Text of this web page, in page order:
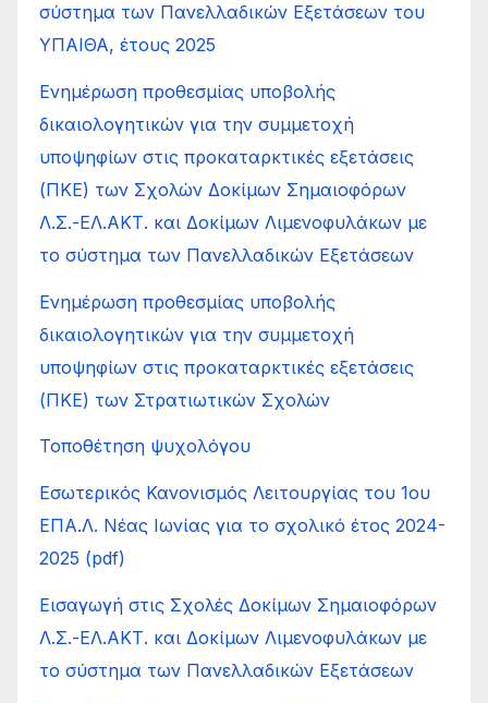
σύστημα των Πανελλαδικών Εξετάσεων του
ΥΠΑΙΘΑ, έτους 2025
Ενημέρωση προθεσμίας υποβολής
δικαιολογητικών για την συμμετοχή
υποψηφίων στις προκαταρκτικές εξετάσεις
(ΠΚΕ) των Σχολών Δοκίμων Σημαιοφόρων
Λ.Σ.-ΕΛ.ΑΚΤ. και Δοκίμων Λιμενοφυλάκων με
το σύστημα των Πανελλαδικών Εξετάσεων
Ενημέρωση προθεσμίας υποβολής
δικαιολογητικών για την συμμετοχή
υποψηφίων στις προκαταρκτικές εξετάσεις
(ΠΚΕ) των Στρατιωτικών Σχολών
Τοποθέτηση ψυχολόγου
Εσωτερικός Κανονισμός Λειτουργίας του 1ου
ΕΠΑ.Λ. Νέας Ιωνίας για το σχολικό έτος 2024-
2025 (pdf)
Εισαγωγή στις Σχολές Δοκίμων Σημαιοφόρων
Λ.Σ.-ΕΛ.ΑΚΤ. και Δοκίμων Λιμενοφυλάκων με
το σύστημα των Πανελλαδικών Εξετάσεων